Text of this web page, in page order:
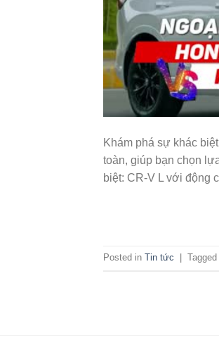
Khám phá sự khác
toàn, giúp bạn chọn
biệt: CR-V L với động
Posted in Tin tức Tagged